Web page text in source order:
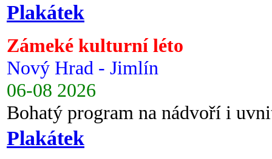
Plakátek
Zámeké kulturní léto
Nový Hrad - Jimlín
06-08 2026
Bohatý program na nádvoří i
Plakátek